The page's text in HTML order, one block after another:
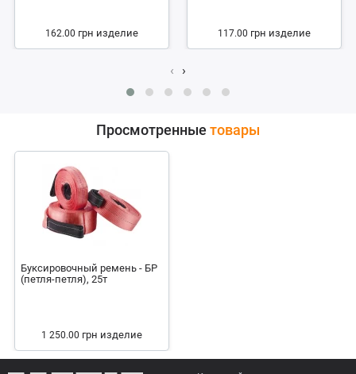
162.00 грн изделие 117.00 грн изделие
‹ ›
Просмотренные товары
Буксировочный ремень - БР
(петля-петля), 25т
1 250.00 грн изделие